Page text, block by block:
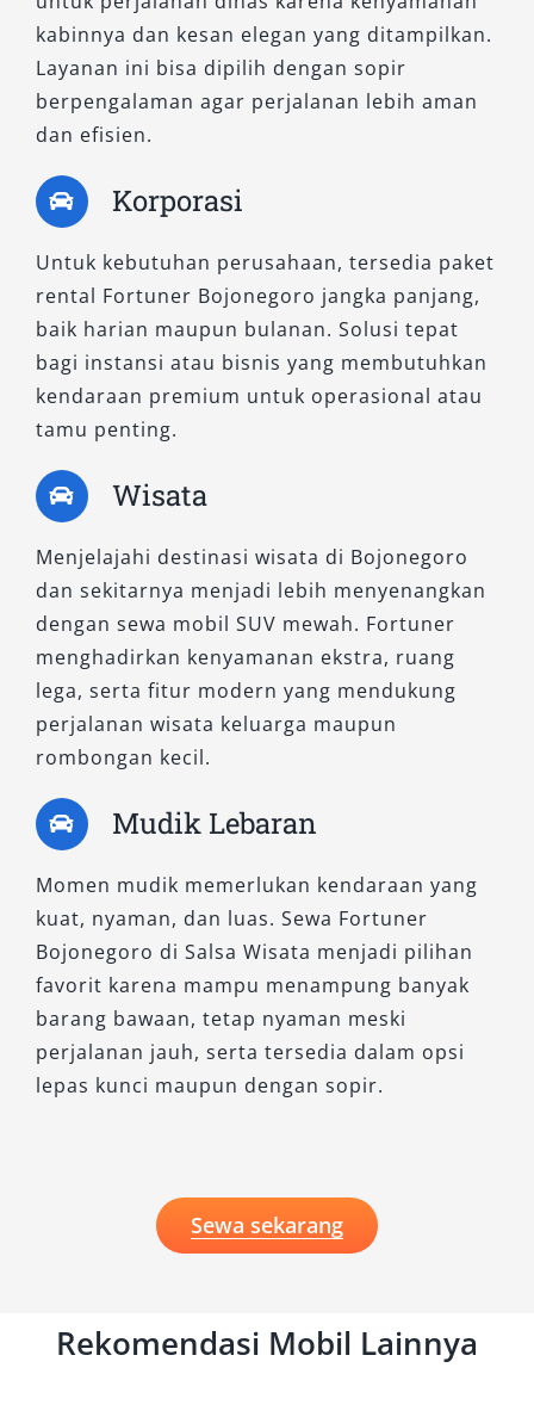
kabinnya dan kesan elegan yang ditampilkan.
Layanan ini bisa dipilih dengan sopir
berpengalaman agar perjalanan lebih aman
dan efisien.
Korporasi
Untuk kebutuhan perusahaan, tersedia paket
rental Fortuner Bojonegoro jangka panjang,
baik harian maupun bulanan. Solusi tepat
bagi instansi atau bisnis yang membutuhkan
kendaraan premium untuk operasional atau
tamu penting.
Wisata
Menjelajahi destinasi wisata di Bojonegoro
dan sekitarnya menjadi lebih menyenangkan
dengan sewa mobil SUV mewah. Fortuner
menghadirkan kenyamanan ekstra, ruang
lega, serta fitur modern yang mendukung
perjalanan wisata keluarga maupun
rombongan kecil.
Mudik Lebaran
Momen mudik memerlukan kendaraan yang
kuat, nyaman, dan luas. Sewa Fortuner
Bojonegoro di Salsa Wisata menjadi pilihan
favorit karena mampu menampung banyak
barang bawaan, tetap nyaman meski
perjalanan jauh, serta tersedia dalam opsi
lepas kunci maupun dengan sopir.
Sewa sekarang
Rekomendasi Mobil Lainnya